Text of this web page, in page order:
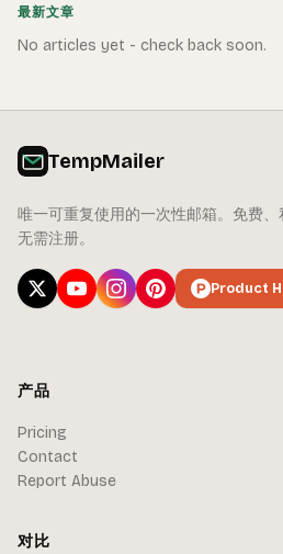
最新文章
No articles yet - check back soon.
TempMailer
唯一可重复使用的一次性邮箱。免费、
无需注册。
Product
产品
Pricing
Contact
Report Abuse
对比